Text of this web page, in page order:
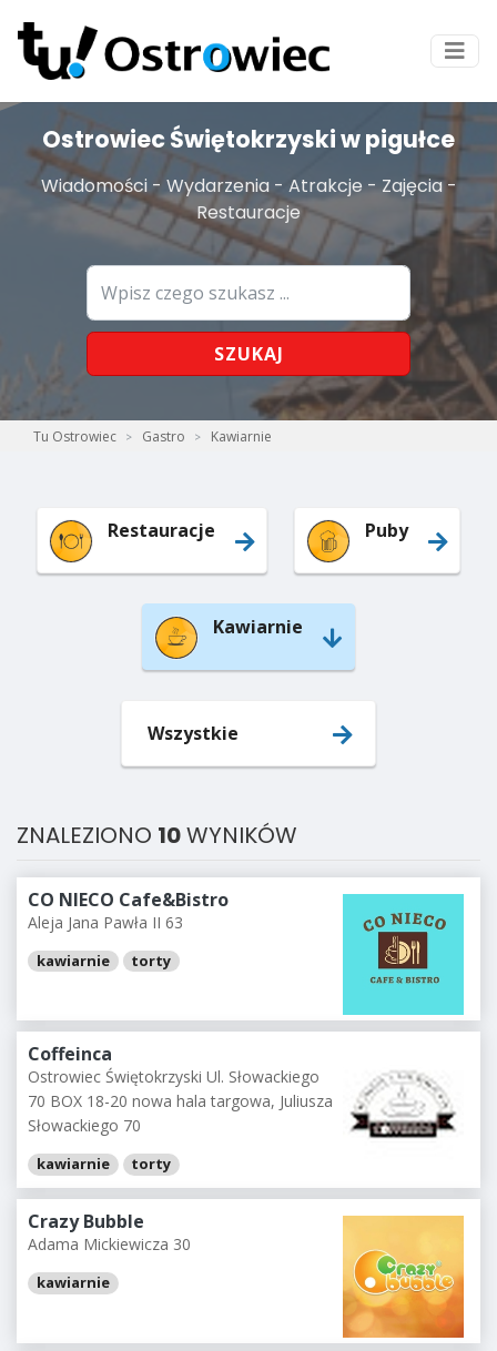
Ostrowiec Świętokrzyski w pigułce
Wiadomości - Wydarzenia - Atrakcje - Zajęcia -
Restauracje
SZUKAJ
Tu Ostrowiec Gastro Kawiarnie
Restauracje Puby
Kawiarnie
Wszystkie
ZNALEZIONO 10WYNIKÓW
CO NIECO Cafe&Bistro
Aleja Jana Pawła II 63
kawiarnie torty
Coffeinca
Ostrowiec Świętokrzyski Ul. Słowackiego
70 BOX 18-20 nowa hala targowa, Juliusza
Słowackiego 70
kawiarnie torty
Crazy Bubble
Adama Mickiewicza 30
kawiarnie